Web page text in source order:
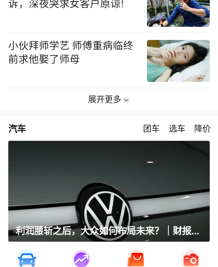
诉，深夜哭求女客户原谅!
小伙拜师学艺 师傅重病临终
前求他娶了师母
展开更多
汽车 团车 选车 降价
利润腰斩之后，大众如何布局未来？｜财报全视角